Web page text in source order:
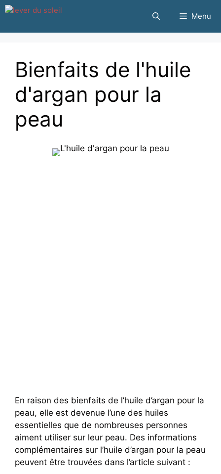
Passer
contenu
Menu
Bienfaits de l'huile
d'argan pour la
peau
En raison des bienfaits de l’huile d’argan pour la
peau, elle est devenue l’une des huiles
essentielles que de nombreuses personnes
aiment utiliser sur leur peau. Des informations
complémentaires sur l’huile d’argan pour la peau
peuvent être trouvées dans l’article suivant :